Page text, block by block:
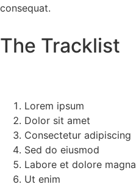
consequat.
The Tracklist
Lorem ipsum
Dolor sit amet
Consectetur adipiscing
Sed do eiusmod
Labore et dolore magna
Ut enim